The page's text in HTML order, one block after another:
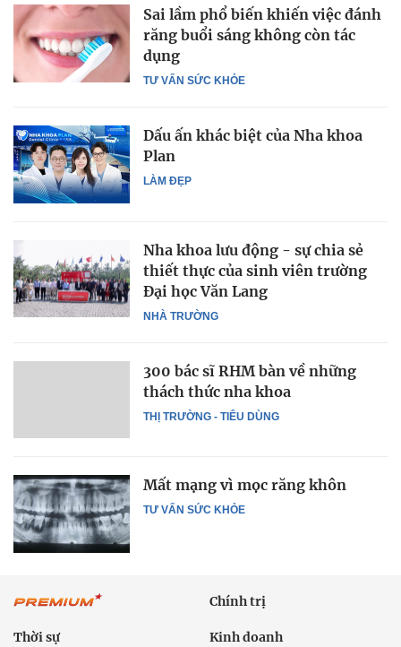
TƯ VẤN SỨC KHỎE
Sai lầm phổ biến khiến việc đánh
răng buổi sáng không còn tác
dụng
LÀM ĐẸP
Dấu ấn khác biệt của Nha khoa
Plan
NHÀ TRƯỜNG
Nha khoa lưu động - sự chia sẻ
thiết thực của sinh viên trường
Đại học Văn Lang
THỊ TRƯỜNG - TIÊU DÙNG
300 bác sĩ RHM bàn về những
thách thức nha khoa
TƯ VẤN SỨC KHỎE
Mất mạng vì mọc răng khôn
Chính trị
Thời sự Kinh doanh